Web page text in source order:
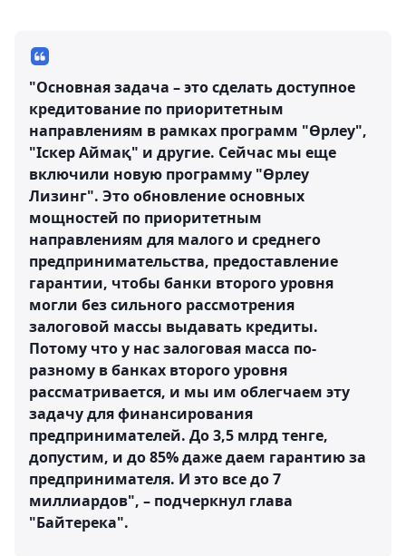
"Основная задача – это сделать доступное
кредитование по приоритетным
направлениям в рамках программ "Өрлеу",
"Іскер Аймақ" и другие. Сейчас мы еще
включили новую программу "Өрлеу
Лизинг". Это обновление основных
мощностей по приоритетным
направлениям для малого и среднего
предпринимательства, предоставление
гарантии, чтобы банки второго уровня
могли без сильного рассмотрения
залоговой массы выдавать кредиты.
Потому что у нас залоговая масса по-
разному в банках второго уровня
рассматривается, и мы им облегчаем эту
задачу для финансирования
предпринимателей. До 3,5 млрд тенге,
допустим, и до 85% даже даем гарантию за
предпринимателя. И это все до 7
миллиардов", – подчеркнул глава
"Байтерека".